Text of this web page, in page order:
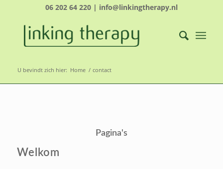
06 202 64 220 | info@linkingtherapy.nl
U bevindt zich hier: Home / contact
Pagina's
Welkom
ÉCHT NAAR JOUW
KERN, OM VOLUIT TE
LEVEN